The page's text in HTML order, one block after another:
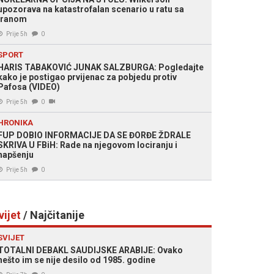
na katastrofalan scenario u ratu sa
Prije 5h 0
TABAKOVIĆ JUNAK SALZBURGA: Pogledajte
je postigao prvijenac za pobjedu protiv
(VIDEO)
Prije 5h 0
DOBIO INFORMACIJE DA SE ĐORĐE ŽDRALE
U FBiH: Rade na njegovom lociranju i
Prije 5h 0
/ Najčitanije
DEBAKL SAUDIJSKE ARABIJE: Ovako
im se nije desilo od 1985. godine